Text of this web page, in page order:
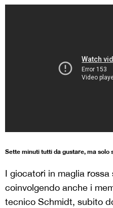
Sette minuti tutti da gustare, ma solo
I giocatori in maglia
coinvolgendo anche i
tecnico Schmidt, subito